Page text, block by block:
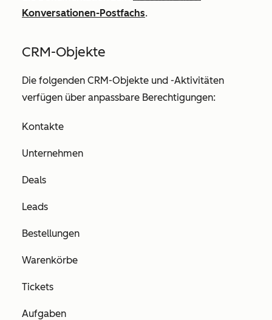
Konversationen-Postfachs.
CRM-Objekte
Die folgenden CRM-Objekte und -Aktivitäten
verfügen über anpassbare Berechtigungen:
Kontakte
Unternehmen
Deals
Leads
Bestellungen
Warenkörbe
Tickets
Aufgaben